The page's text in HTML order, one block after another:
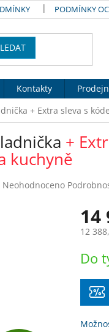
PODMÍNKY
Kontakty
+ Extra sleva s
+
kuchyně
Průměrné
Neohodnoceno
14
12
cena:
Do